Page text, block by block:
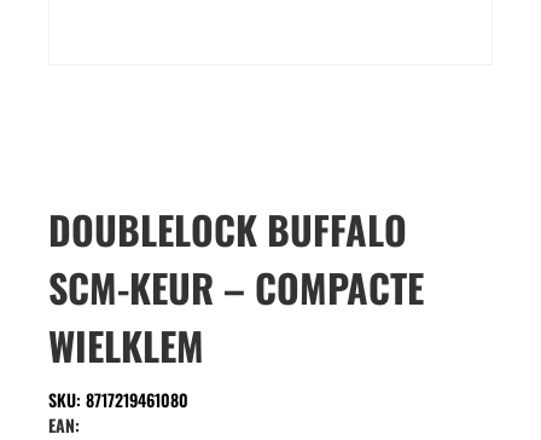
DOUBLELOCK BUFFALO
SCM-KEUR – COMPACTE
WIELKLEM
SKU: 8717219461080
EAN: